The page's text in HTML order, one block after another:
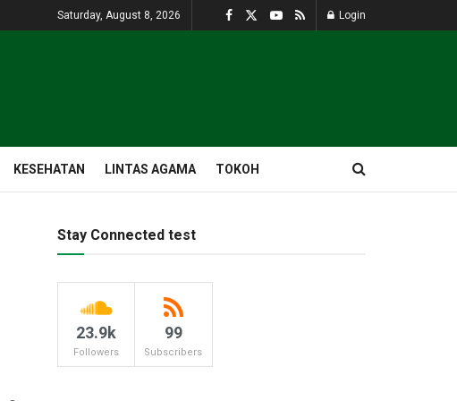
Saturday, August 8, 2026 Login
KESEHATAN LINTAS AGAMA TOKOH
Stay Connected test
23.9k
Followers
99
Subscribers